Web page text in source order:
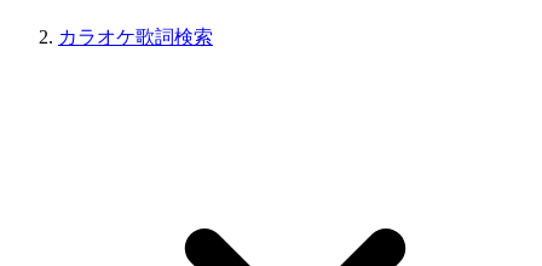
カラオケ歌詞検索